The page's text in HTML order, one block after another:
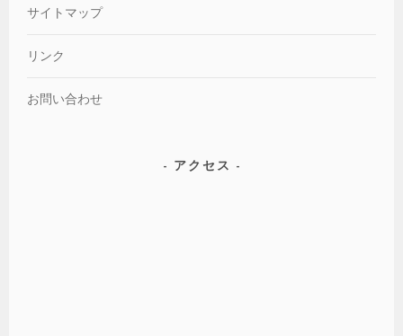
サイトマップ
リンク
お問い合わせ
アクセス